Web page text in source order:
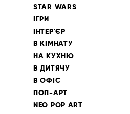
STAR WARS
ІГРИ
ІНТЕР'ЄР
В КІМНАТУ
НА КУХНЮ
В ДИТЯЧУ
В ОФІС
ПОП-АРТ
NEO POP ART